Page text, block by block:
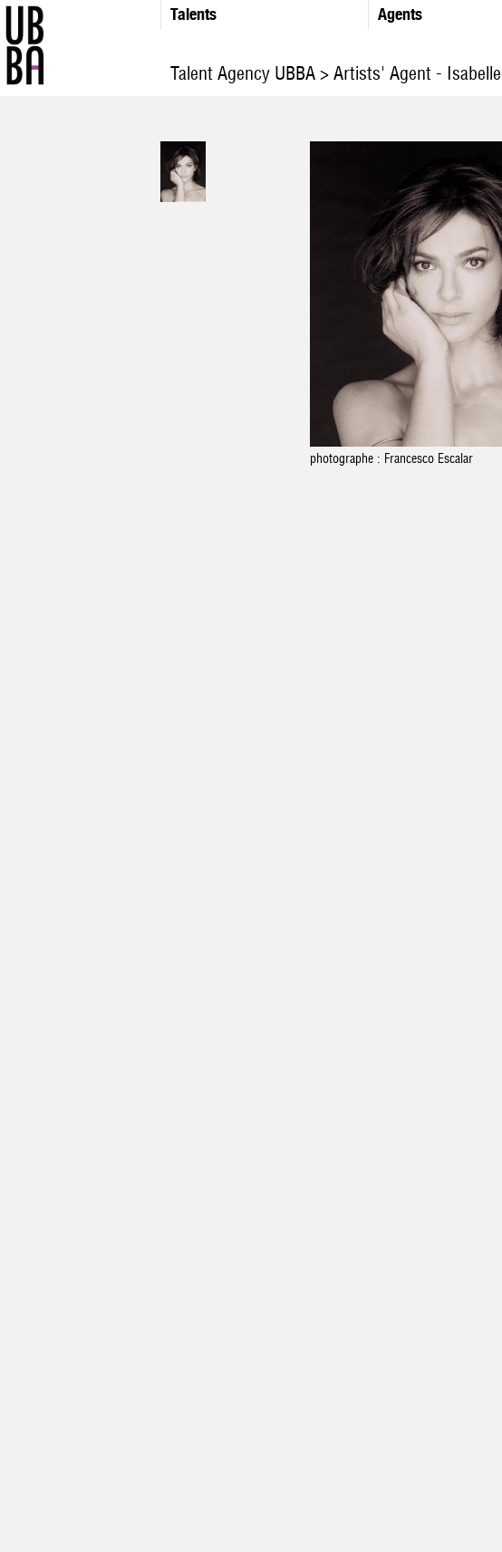
Talents Agents
Talent Agency UBBA>Artists' Agent -
photographe : Francesco Escalar